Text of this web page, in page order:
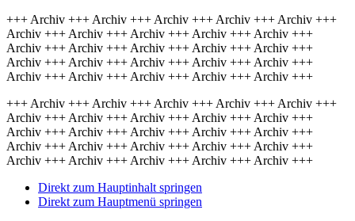
+++ Archiv +++ Archiv +++ Archiv +++ Archiv +++ Archiv +++
Archiv +++ Archiv +++ Archiv +++ Archiv +++ Archiv +++
Archiv +++ Archiv +++ Archiv +++ Archiv +++ Archiv +++
Archiv +++ Archiv +++ Archiv +++ Archiv +++ Archiv +++
Archiv +++ Archiv +++ Archiv +++ Archiv +++ Archiv +++
+++ Archiv +++ Archiv +++ Archiv +++ Archiv +++ Archiv +++
Archiv +++ Archiv +++ Archiv +++ Archiv +++ Archiv +++
Archiv +++ Archiv +++ Archiv +++ Archiv +++ Archiv +++
Archiv +++ Archiv +++ Archiv +++ Archiv +++ Archiv +++
Archiv +++ Archiv +++ Archiv +++ Archiv +++ Archiv +++
Direkt zum Hauptinhalt springen
Direkt zum Hauptmenü springen